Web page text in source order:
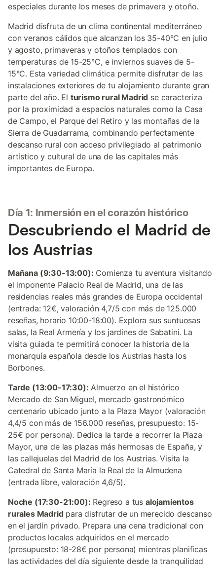
especiales durante los meses de primavera y otoño.
Madrid disfruta de un clima continental mediterráneo
con veranos cálidos que alcanzan los 35-40°C en julio
y agosto, primaveras y otoños templados con
temperaturas de 15-25°C, e inviernos suaves de 5-
15°C. Esta variedad climática permite disfrutar de las
instalaciones exteriores de tu alojamiento durante gran
parte del año. El turismo rural Madrid se caracteriza
por la proximidad a espacios naturales como la Casa
de Campo, el Parque del Retiro y las montañas de la
Sierra de Guadarrama, combinando perfectamente
descanso rural con acceso privilegiado al patrimonio
artístico y cultural de una de las capitales más
importantes de Europa.
Día 1: Inmersión en el corazón histórico
Descubriendo el Madrid de
los Austrias
Mañana (9:30-13:00): Comienza tu aventura visitando
el imponente Palacio Real de Madrid, una de las
residencias reales más grandes de Europa occidental
(entrada: 12€, valoración 4,7/5 con más de 125.000
reseñas, horario 10:00-18:00). Explora sus suntuosas
salas, la Real Armería y los jardines de Sabatini. La
visita guiada te permitirá conocer la historia de la
monarquía española desde los Austrias hasta los
Borbones.
Tarde (13:00-17:30): Almuerzo en el histórico
Mercado de San Miguel, mercado gastronómico
centenario ubicado junto a la Plaza Mayor (valoración
4,4/5 con más de 156.000 reseñas, presupuesto: 15-
25€ por persona). Dedica la tarde a recorrer la Plaza
Mayor, una de las plazas más hermosas de España, y
las callejuelas del Madrid de los Austrias. Visita la
Catedral de Santa María la Real de la Almudena
(entrada libre, valoración 4,6/5).
Noche (17:30-21:00): Regreso a tus alojamientos
rurales Madridpara disfrutar de un merecido descanso
en el jardín privado. Prepara una cena tradicional con
productos locales adquiridos en el mercado
(presupuesto: 18-28€ por persona) mientras planificas
las actividades del día siguiente desde la tranquilidad